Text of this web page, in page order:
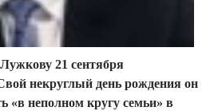
21 сентября
некруглый день рождения он
«в неполном кругу семьи» в